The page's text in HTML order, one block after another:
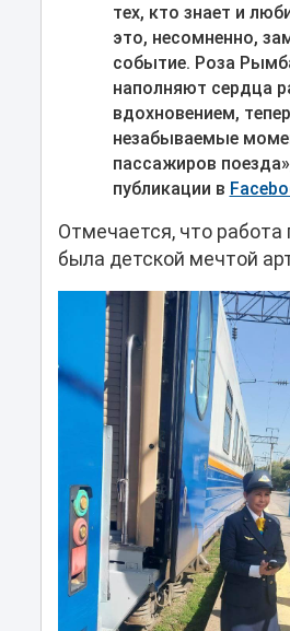
тех, кто знает и
это, несомненно,
событие. Роза
наполняют сердца
вдохновением,
незабываемые
пассажиров
публикации в
Отмечается, что работа
была детской мечтой